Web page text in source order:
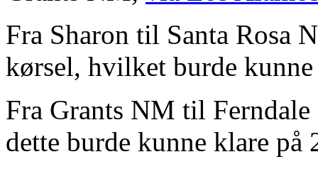
Fra Sharon til Santa Rosa
kørsel, hvilket burde kunne
Fra Grants NM til
dette burde kunne klare på